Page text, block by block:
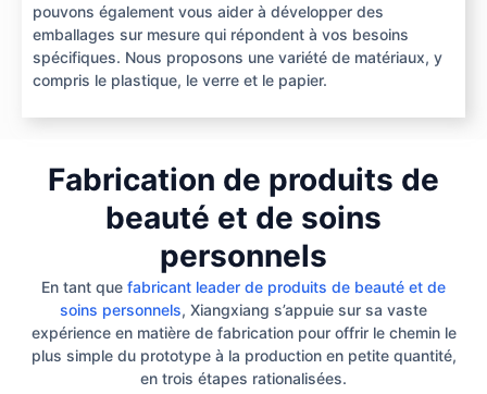
pouvons également vous aider à développer des
emballages sur mesure qui répondent à vos besoins
spécifiques. Nous proposons une variété de matériaux, y
compris le plastique, le verre et le papier.
Fabrication de produits de
beauté et de soins
personnels
En tant que fabricant leader de produits de beauté et de
soins personnels, Xiangxiang s’appuie sur sa vaste
expérience en matière de fabrication pour offrir le chemin le
plus simple du prototype à la production en petite quantité,
en trois étapes rationalisées.